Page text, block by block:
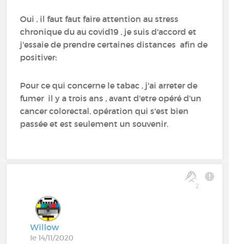
Oui , il faut faut faire attention au stress
chronique du au covid19 , je suis d'accord et
j'essaie de prendre certaines distances afin de
positiver:
Pour ce qui concerne le tabac , j'ai arreter de
fumer il y a trois ans , avant d'etre opéré d'un
cancer colorectal, opération qui s'est bien
passée et est seulement un souvenir.
2
Willow
le 14/11/2020